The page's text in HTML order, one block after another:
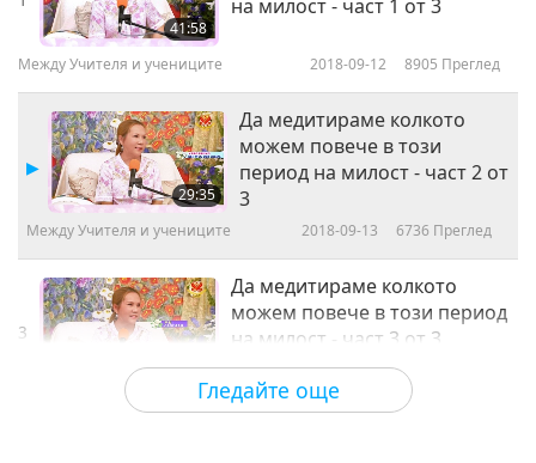
Гледайте още
41:58
на милост - част 1 от 3
Между Учителя и учениците 2018-09-12 8905 Преглед
29:35
Да медитираме колкото
можем повече в този
период на милост - част 2 от
3
Между Учителя и учениците 2018-09-13 6736 Преглед
3
Да медитираме колкото
можем повече в този период
на милост - част 3 от 3
Между Учителя и учениците 2018-09-14 9051